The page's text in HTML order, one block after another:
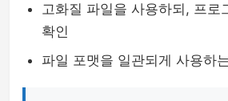
고화질 파일을 사용하되, 프로
확인
파일 포맷을 일관되게 사용하